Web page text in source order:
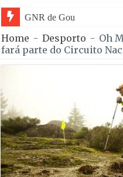
GNR de Gouveia
Home - Desporto - Oh
fará parte do Circuito